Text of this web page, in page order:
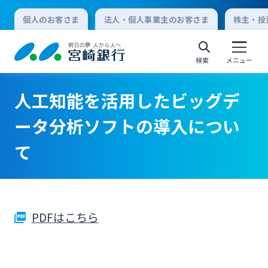
個人のお客さま 法人・個人事業主のお客さま 株主・
検索 メニュー
個人向けインターネットバンキング
人工知能を活用したビッグデ
ータ分析ソフトの導入につい
て
PDFはこちら